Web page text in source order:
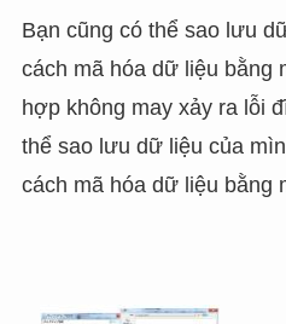
Bạn cũng có thể sao lưu
cách mã hóa dữ liệu bằng
hợp không may xảy ra lỗi
thể sao lưu dữ liệu của
cách mã hóa dữ liệu bằng